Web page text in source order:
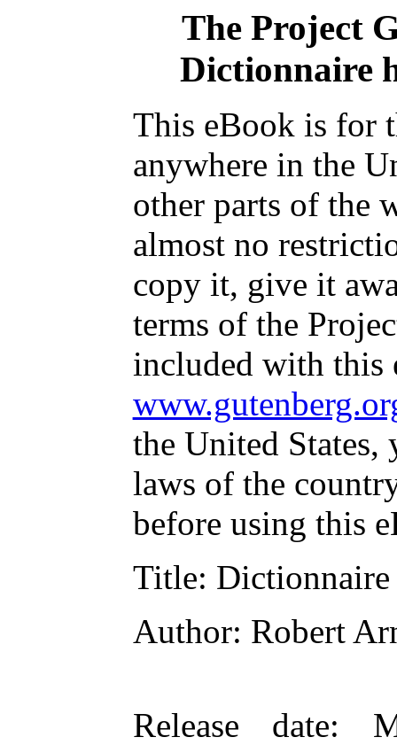
The Project
Dictionnaire
This eBook is for
anywhere in the
other parts of the
almost no
copy it, give it
terms of the
included with this
the United
laws of the
before using this
Title:
Author: Robert
Release date: